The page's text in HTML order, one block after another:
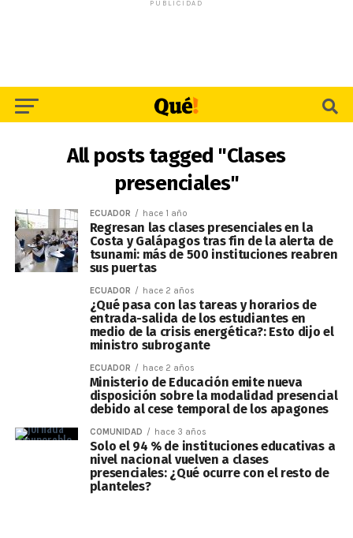
PUBLICIDAD
All posts tagged "Clases
presenciales"
ECUADOR hace 1 año
Regresan las clases presenciales en la
Costa y Galápagos tras fin de la alerta de
tsunami: más de 500 instituciones reabren
sus puertas
ECUADOR hace 2 años
¿Qué pasa con las tareas y horarios de
entrada-salida de los estudiantes en
medio de la crisis energética?: Esto dijo el
ministro subrogante
ECUADOR hace 2 años
Ministerio de Educación emite nueva
disposición sobre la modalidad presencial
debido al cese temporal de los apagones
COMUNIDAD hace 3 años
Solo el 94 % de instituciones educativas a
nivel nacional vuelven a clases
presenciales: ¿Qué ocurre con el resto de
planteles?